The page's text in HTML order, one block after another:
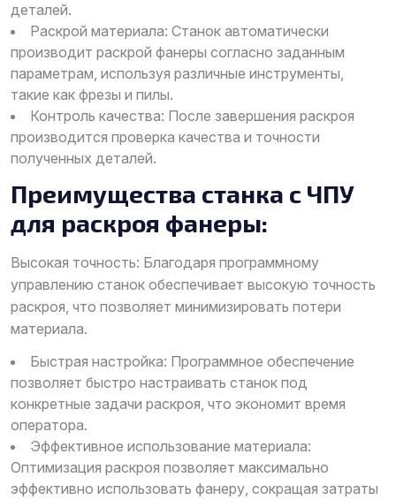
деталей.
Раскрой материала: Станок автоматически
производит раскрой фанеры согласно заданным
параметрам, используя различные инструменты,
такие как фрезы и пилы.
Контроль качества: После завершения раскроя
производится проверка качества и точности
полученных деталей.
Преимущества станка с ЧПУ
для раскроя фанеры:
Высокая точность: Благодаря программному
управлению станок обеспечивает высокую точность
раскроя, что позволяет минимизировать потери
материала.
Быстрая настройка: Программное обеспечение
позволяет быстро настраивать станок под
конкретные задачи раскроя, что экономит время
оператора.
Эффективное использование материала:
Оптимизация раскроя позволяет максимально
эффективно использовать фанеру, сокращая затраты